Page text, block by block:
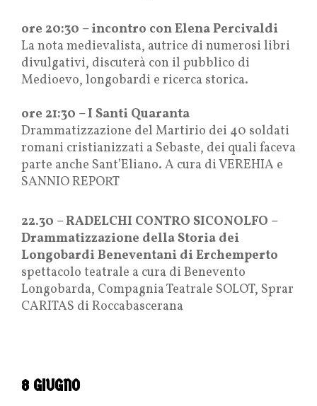
ore 20:30 – incontro con Elena Percivaldi
La nota medievalista, autrice di numerosi libri
divulgativi, discuterà con il pubblico di
Medioevo, longobardi e ricerca storica.
ore 21:30 – I Santi Quaranta
Drammatizzazione del Martirio dei 40 soldati
romani cristianizzati a Sebaste, dei quali faceva
parte anche Sant’Eliano. A cura di VEREHIA e
SANNIO REPORT
22.30 – RADELCHI CONTRO SICONOLFO –
Drammatizzazione della Storia dei
Longobardi Beneventani di Erchemperto
spettacolo teatrale a cura di Benevento
Longobarda, Compagnia Teatrale SOLOT, Sprar
CARITAS di Roccabascerana
8 GIUGNO